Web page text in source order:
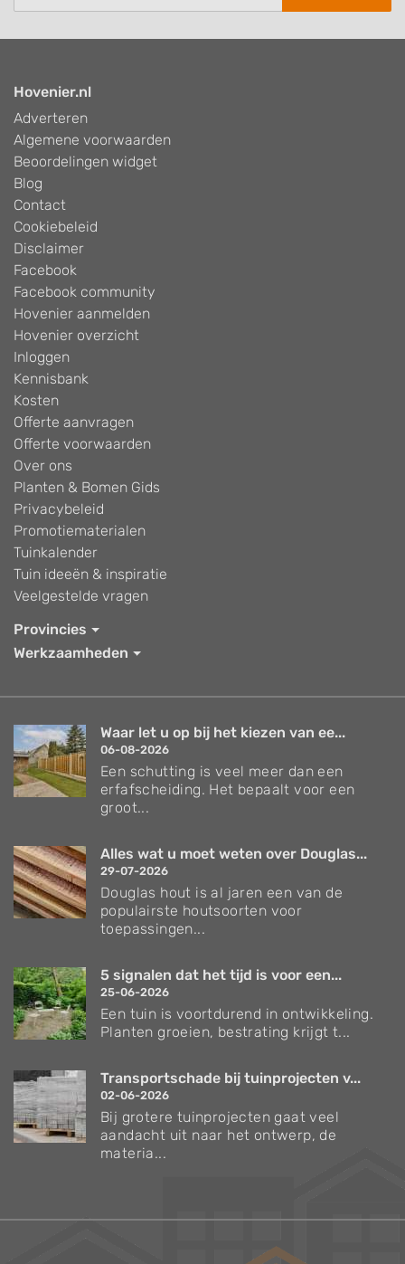
Hovenier.nl
Adverteren
Algemene voorwaarden
Beoordelingen widget
Blog
Contact
Cookiebeleid
Disclaimer
Facebook
Facebook community
Hovenier aanmelden
Hovenier overzicht
Inloggen
Kennisbank
Kosten
Offerte aanvragen
Offerte voorwaarden
Over ons
Planten & Bomen Gids
Privacybeleid
Promotiematerialen
Tuinkalender
Tuin ideeën & inspiratie
Veelgestelde vragen
Provincies
Werkzaamheden
Waar let u op bij het kiezen van ee...
06-08-2026
Een schutting is veel meer dan een
erfafscheiding. Het bepaalt voor een
groot...
Alles wat u moet weten over Douglas...
29-07-2026
Douglas hout is al jaren een van de
populairste houtsoorten voor
toepassingen...
5 signalen dat het tijd is voor een...
25-06-2026
Een tuin is voortdurend in ontwikkeling.
Planten groeien, bestrating krijgt t...
Transportschade bij tuinprojecten v...
02-06-2026
Bij grotere tuinprojecten gaat veel
aandacht uit naar het ontwerp, de
materia...
Verzorgingstips voor bomen en planten
Inspiratie voor uw tuin en terras